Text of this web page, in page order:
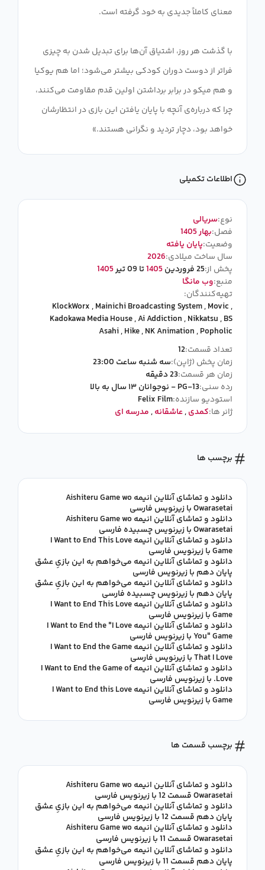
با گذشت هر روز، اشتیاق آن‌ها برای تبدیل شدن به چیزی
فراتر از دوست دوران کودکی بیشتر می‌شود؛ اما هم یوکیا
و هم میکو در برابر برداشتن اولین قدم مقاومت می‌کنند،
چرا که درباره‌ی آنچه با پایان یافتن این بازی در انتظارشان
خواهد بود، دچار تردید و نگرانی هستند.»
اطلاعات تکمیلی
نوع:سریالی
فصل:بهار 1405
وضعیت:پایان یافته
سال ساخت میلادی:2026
پخش از:25 فروردین 1405تا 09 تیر
1405
منبع:وب مانگا
تهیه‌کنندگان:
KlockWorx,Mainichi Broadcasting System,Movic,
Kadokawa Media House,Ai Addiction,Nikkatsu,BS
Asahi,Hike,NK Animation,Popholic
تعداد قسمت:12
زمان پخش (ژاپن):سه شنبه ساعت 23:00
زمان هر قسمت:23 دقیقه
رده سنی:PG-13 - نوجوانان ۱۳ سال به بالا
استودیو سازنده:Felix Film
ژانر ها:کمدی,عاشقانه,مدرسه ای
برچسب ها
دانلود و تماشای آنلاین انیمه Aishiteru Game wo
Owarasetai با زیرنویس فارسی
دانلود و تماشای آنلاین انیمه Aishiteru Game wo
Owarasetai با زیرنویس چسبیده فارسی
دانلود و تماشای آنلاین انیمه I Want to End This Love
Game با زیرنویس فارسی
دانلود و تماشای آنلاین انیمه می‌خواهم به این بازیِ عشق
پایان دهم با زیرنویس فارسی
دانلود و تماشای آنلاین انیمه می‌خواهم به این بازیِ عشق
پایان دهم با زیرنویس چسبیده فارسی
دانلود و تماشای آنلاین انیمه I Want to End This Love
Game با زیرنویس فارسی
دانلود و تماشای آنلاین انیمه I Want to End the "I Love
You" Game با زیرنویس فارسی
دانلود و تماشای آنلاین انیمه I Want to End the Game
That I Love با زیرنویس فارسی
دانلود و تماشای آنلاین انیمه I Want to End the Game of
Love. با زیرنویس فارسی
دانلود و تماشای آنلاین انیمه I Want to End this Love
Game با زیرنویس فارسی
برچسب قسمت ها
دانلود و تماشای آنلاین انیمه Aishiteru Game wo
Owarasetai قسمت 12 با زیرنویس فارسی
دانلود و تماشای آنلاین انیمه می‌خواهم به این بازیِ عشق
پایان دهم قسمت 12 با زیرنویس فارسی
دانلود و تماشای آنلاین انیمه Aishiteru Game wo
Owarasetai قسمت 11 با زیرنویس فارسی
دانلود و تماشای آنلاین انیمه می‌خواهم به این بازیِ عشق
پایان دهم قسمت 11 با زیرنویس فارسی